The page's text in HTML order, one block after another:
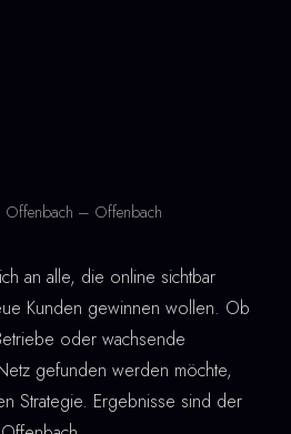
Offenbach – Offenbach
an alle, die online sichtbar
Kunden gewinnen wollen. Ob
oder wachsende
gefunden werden möchte,
Strategie. Ergebnisse sind der